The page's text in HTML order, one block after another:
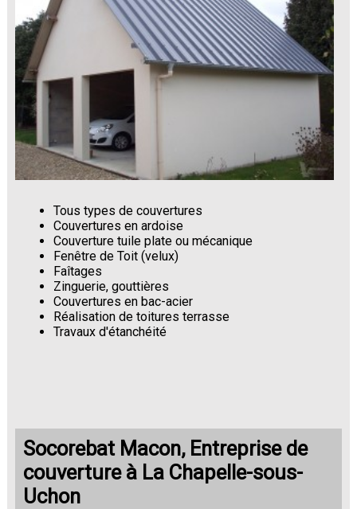
Tous types de couvertures
Couvertures en ardoise
Couverture tuile plate ou mécanique
Fenêtre de Toit (velux)
Faîtages
Zinguerie, gouttières
Couvertures en bac-acier
Réalisation de toitures terrasse
Travaux d'étanchéité
Socorebat Macon, Entreprise de
couverture à La Chapelle-sous-
Uchon